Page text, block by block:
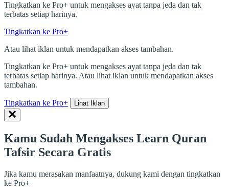
Tingkatkan ke Pro+ untuk mengakses ayat tanpa jeda dan tak
terbatas setiap harinya.
Tingkatkan ke Pro+
Atau lihat iklan untuk mendapatkan akses tambahan.
Tingkatkan ke Pro+ untuk mengakses ayat tanpa jeda dan tak
terbatas setiap harinya. Atau lihat iklan untuk mendapatkan akses
tambahan.
Tingkatkan ke Pro+ Lihat Iklan
Kamu Sudah Mengakses Learn Quran
Tafsir Secara Gratis
Jika kamu merasakan manfaatnya, dukung kami dengan tingkatkan
ke Pro+